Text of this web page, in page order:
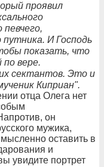
проявил
И Господь
показать, что
вере.
сектантов. Это и
Киприан".
отца Олега нет
он
мужика,
оставить в
и
увидите портрет